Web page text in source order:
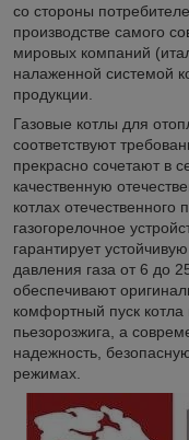
со стороны
производстве самого
мировых компаний
налаженной системой
продукции.
Газовые котлы для
соответствуют
прекрасно сочетают в
качественную
котлах отечественного
газогорелочное
гарантирует
давления газа от 6 до
обеспечивают
комфортный пуск
пьезорозжига, а
надежность,
режимах.